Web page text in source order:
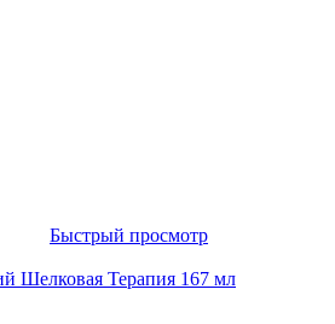
Быстрый просмотр
Шелковая Терапия 167 мл